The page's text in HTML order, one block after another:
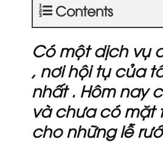
Contents
Có một dịch vụ
, nơi hội tụ của
nhất . Hôm nay
và chưa có mặt
cho những lễ